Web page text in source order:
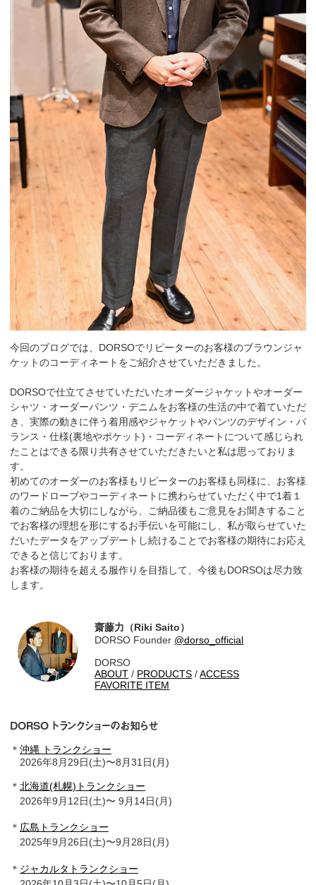
今回のブログでは、DORSOでリピーターのお客様のブラウンジャ
ケットのコーディネートをご紹介させていただきました。
DORSOで仕立てさせていただいたオーダージャケットやオーダー
シャツ・オーダーパンツ・デニムをお客様の生活の中で着ていただ
き、実際の動きに伴う着用感やジャケットやパンツのデザイン・バ
ランス・仕様(裏地やポケット)・コーディネートについて感じられ
たことはできる限り共有させていただきたいと私は思っておりま
す。
初めてのオーダーのお客様もリピーターのお客様も同様に、お客様
のワードローブやコーディネートに携わらせていただく中で1着１
着のご納品を大切にしながら、ご納品後もご意見をお聞きすること
でお客様の理想を形にするお手伝いを可能にし、私が取らせていた
だいたデータをアップデートし続けることでお客様の期待にお応え
できると信じております。
お客様の期待を超える服作りを目指して、今後もDORSOは尽力致
します。
齋藤力（Riki Saito）
DORSO Founder @dorso_official
DORSO
ABOUT / PRODUCTS /ACCESS
FAVORITE ITEM
DORSO トランクショーのお知らせ
＊ 沖縄 トランクショー
2026年8月29日(土)〜8月31日(月)
＊ 北海道(札幌)トランクショー
2026年9月12日(土)〜 9月14日(月)
＊ 広島トランクショー
2025年9月26日(土)〜9月28日(月)
＊ ジャカルタトランクショー